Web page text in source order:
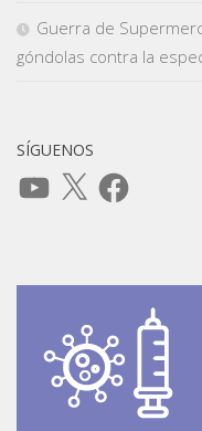
Guerra de
góndolas contra la
SÍGUENOS
YouTube
X Facebook